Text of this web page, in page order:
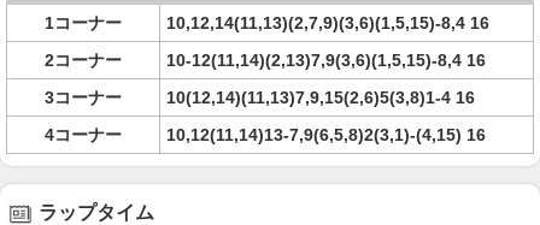
1コーナー
10,12,14(11,13)(2,7,9)(3,6)(1,5,15)-8,4 16
2コーナー
10-12(11,14)(2,13)7,9(3,6)(1,5,15)-8,4 16
3コーナー
10(12,14)(11,13)7,9,15(2,6)5(3,8)1-4 16
4コーナー
10,12(11,14)13-7,9(6,5,8)2(3,1)-(4,15) 16
ラップタイム